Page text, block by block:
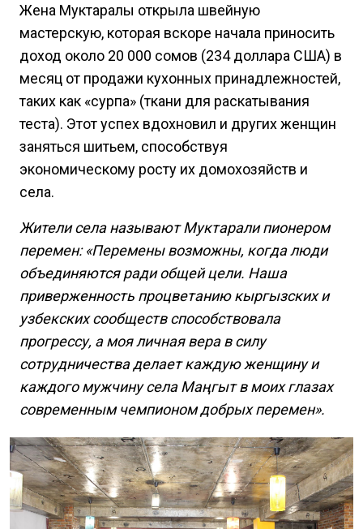
Жена Муктаралы открыла швейную
мастерскую, которая вскоре начала приносить
доход около 20 000 сомов (234 доллара США) в
месяц от продажи кухонных принадлежностей,
таких как «сурпа» (ткани для раскатывания
теста). Этот успех вдохновил и других женщин
заняться шитьем, способствуя
экономическому росту их домохозяйств и
села.
Жители села называют Муктарали пионером
перемен: «Перемены возможны, когда люди
объединяются ради общей цели. Наша
приверженность процветанию кыргызских и
узбекских сообществ способствовала
прогрессу, а моя личная вера в силу
сотрудничества делает каждую женщину и
каждого мужчину села Маңгыт в моих глазах
современным чемпионом добрых перемен».